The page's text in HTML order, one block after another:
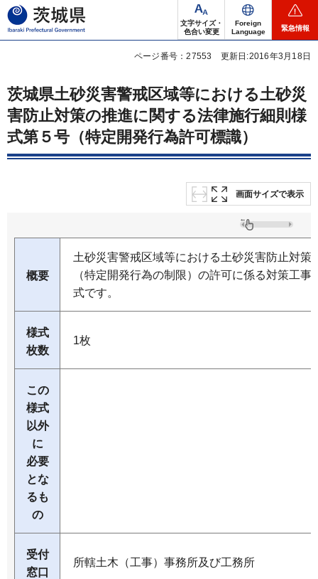
茨城県
文字サイズ・
色合い変更
Foreign
Language
緊急情報
ページ番号：27553 更新日:2016年3月18日
茨城県土砂災害警戒区域等における土砂災
害防止対策の推進に関する法律施行細則様
式第５号（特定開発行為許可標識）
画面サイズで表示
概要
土砂災害警戒区域等における土砂災害防止対策
（特定開発行為の制限）の許可に係る対策工
式です。
様式
枚数
1枚
この
様式
以外
に
必要
とな
るも
の
受付
窓口
所轄土木（工事）事務所及び工務所